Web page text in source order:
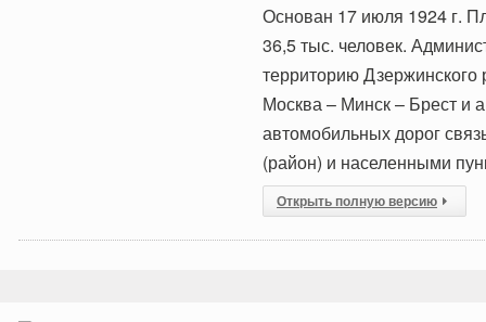
Основан 17 июля 1924 г.
36,5 тыс. человек.
территорию
Москва – Минск – Брест и
автомобильных дорог
(район) и населенными
Открыть полную версию